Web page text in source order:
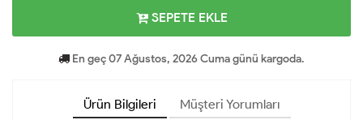
SEPETE EKLE
En geç 07 Ağustos, 2026 Cuma günü kargoda.
Ürün Bilgileri Müşteri Yorumları